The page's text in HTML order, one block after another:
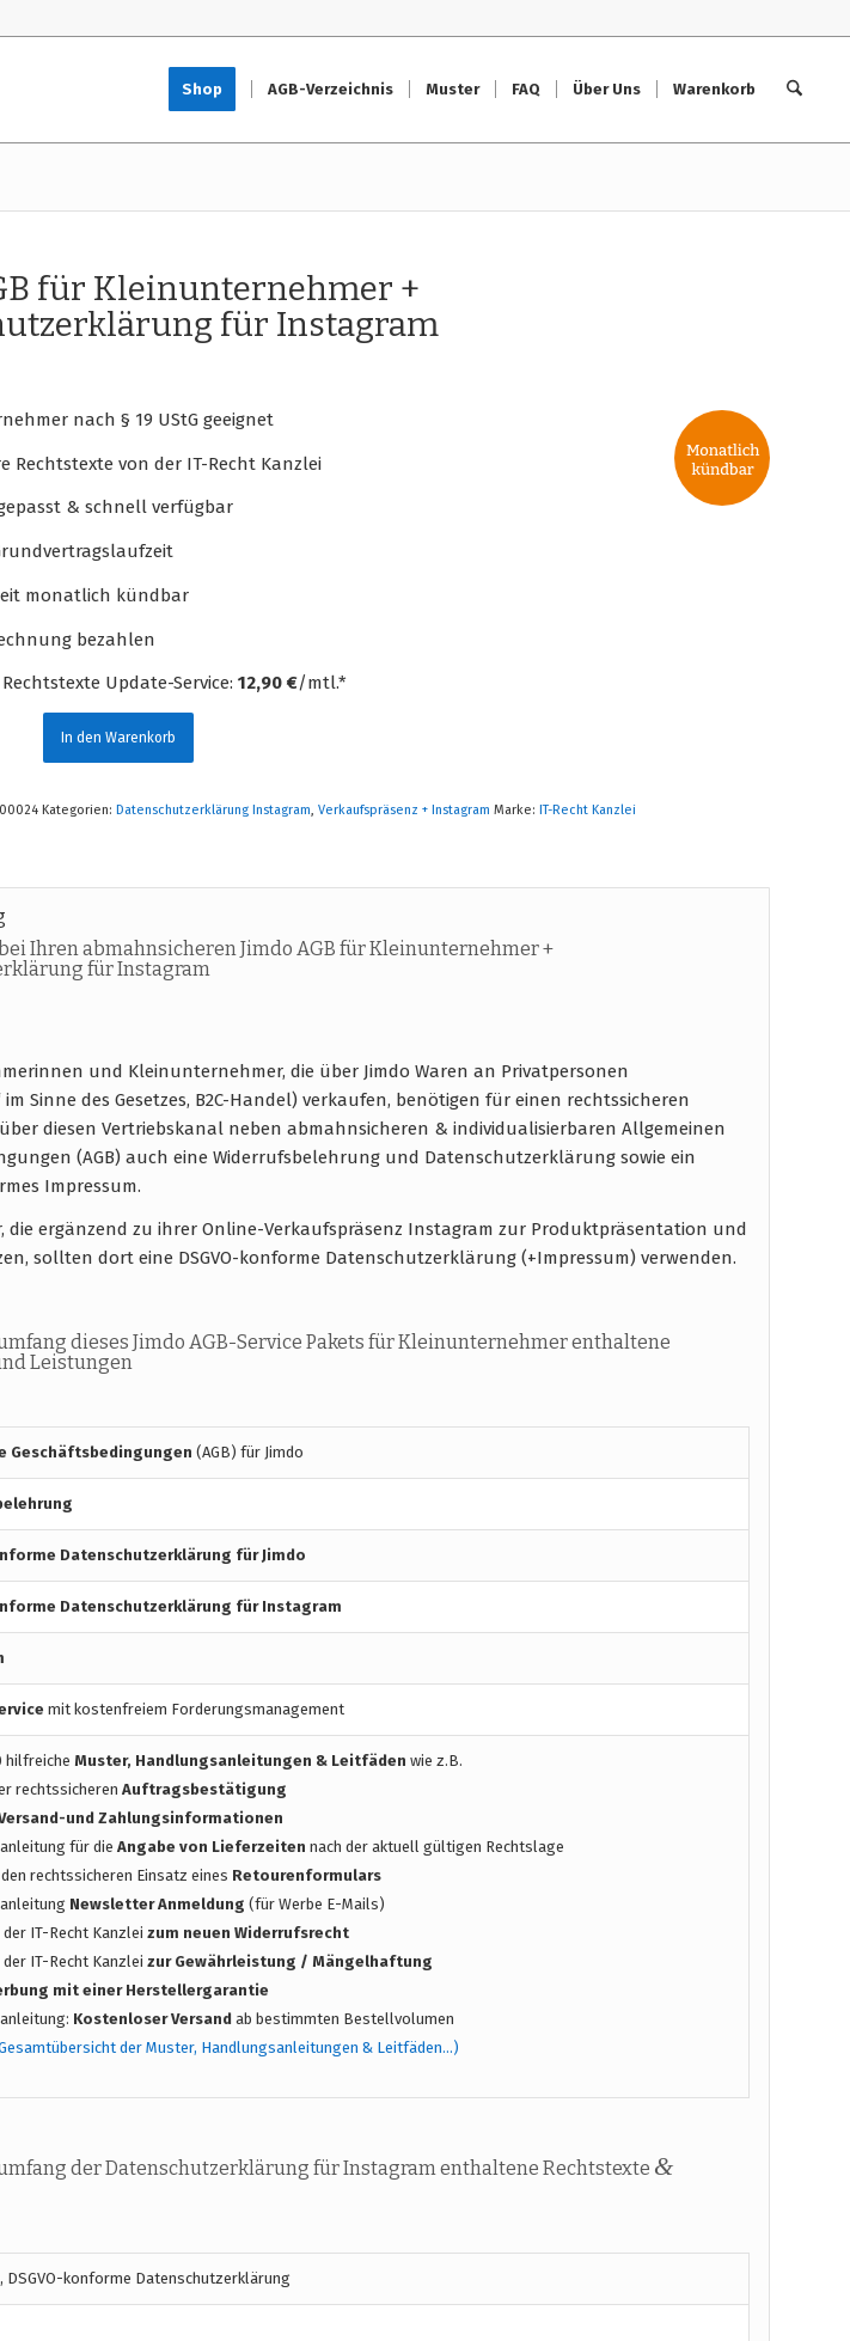
Shop AGB-Verzeichnis Muster FAQ Über Uns Warenkorb
für Kleinunternehmer +
für Instagram
nach § 19 UStG geeignet
Rechtstexte von der IT-Recht Kanzlei
& schnell verfügbar
monatlich kündbar
bezahlen
Update-Service:12,90 €/mtl.*
In den Warenkorb
Kategorien:Datenschutzerklärung Instagram,Verkaufspräsenz + Instagram Marke:IT-Recht Kanzlei
Ihren abmahnsicheren Jimdo AGB für Kleinunternehmer +
für Instagram
und Kleinunternehmer, die über Jimdo Waren an Privatpersonen
im Sinne des Gesetzes, B2C-Handel) verkaufen, benötigen für einen rechtssicheren
diesen Vertriebskanal neben abmahnsicheren & individualisierbaren Allgemeinen
(AGB) auch eine Widerrufsbelehrung und Datenschutzerklärung sowie ein
Impressum.
die ergänzend zu ihrer Online-Verkaufspräsenz Instagram zur Produktpräsentation und
sollten dort eine DSGVO-konforme Datenschutzerklärung (+Impressum) verwenden.
dieses Jimdo AGB-Service Pakets für Kleinunternehmer enthaltene
Leistungen
Geschäftsbedingungen (AGB) für Jimdo
Datenschutzerklärung für Jimdo
Datenschutzerklärung für Instagram
mit kostenfreiem Forderungsmanagement
hilfreiche Muster, Handlungsanleitungen & Leitfäden wie z.B.
rechtssicherenAuftragsbestätigung
und Zahlungsinformationen
für dieAngabe von Lieferzeiten nach der aktuell gültigen Rechtslage
rechtssicheren Einsatz eines Retourenformulars
Newsletter Anmeldung(für Werbe E-Mails)
der IT-Recht Kanzleizum neuen Widerrufsrecht
der IT-Recht Kanzleizur Gewährleistung / Mängelhaftung
mit einer Herstellergarantie
Kostenloser Versand ab bestimmten Bestellvolumen
der Muster, Handlungsanleitungen & Leitfäden…)
der Datenschutzerklärung für Instagram enthaltene Rechtstexte &
konforme Datenschutzerklärung